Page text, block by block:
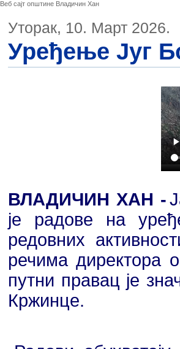
Веб сајт општине Владичин Хан
Уторак, 10. Март 2026.
Уређење Југ
ВЛАДИЧИН ХАН -
је радове на
редовних
речима директора
путни правац је
Кржинце.